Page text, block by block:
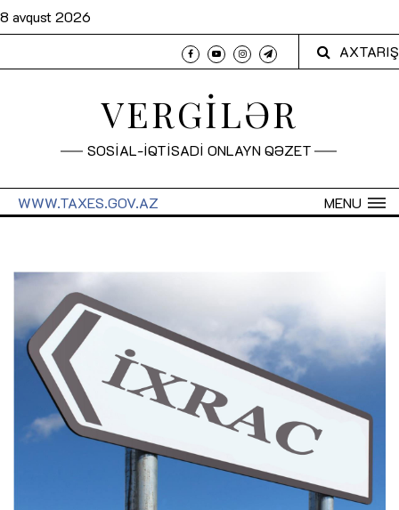
8 avqust 2026
AXTARIŞ
VERGİLƏR
SOSİAL-İQTİSADİ ONLAYN QƏZET
MENU
WWW.TAXES.GOV.AZ